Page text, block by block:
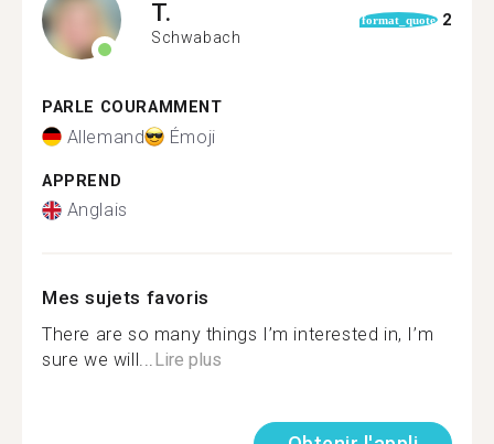
T.
Schwabach
format_quote 2
PARLE COURAMMENT
Allemand Émoji
APPREND
Anglais
Mes sujets favoris
There are so many things I’m interested in, I’m
sure we will...Lire plus